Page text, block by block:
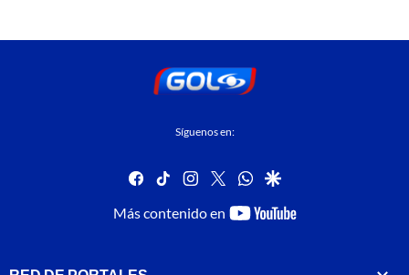
Síguenos en:
facebook
tiktok instagram
twitterwhatsapp
google
Más contenido en
youtube-